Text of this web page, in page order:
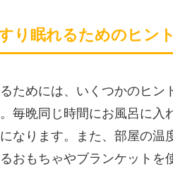
り眠れるためのヒント
ためには、いくつかのヒン
毎晩同じ時間にお風呂に
なります。また、部屋の
おもちゃやブランケット